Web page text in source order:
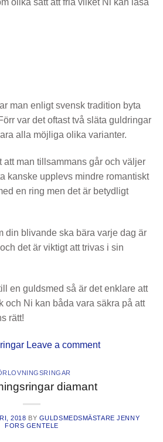
olika sätt att fria vilket Ni kan läsa
man enligt svensk tradition byta
var det oftast två släta guldringar
alla möjliga olika varianter.
att man tillsammans går och väljer
kanske upplevs mindre romantiskt
en ring men det är betydligt
din blivande ska bära varje dag är
det är viktigt att trivas i sin
en guldsmed så är det enklare att
och Ni kan båda vara säkra på att
rätt!
Leave a comment
diamant
2018 BY GULDSMEDSMÄSTARE JENNY
FORS GENTELE